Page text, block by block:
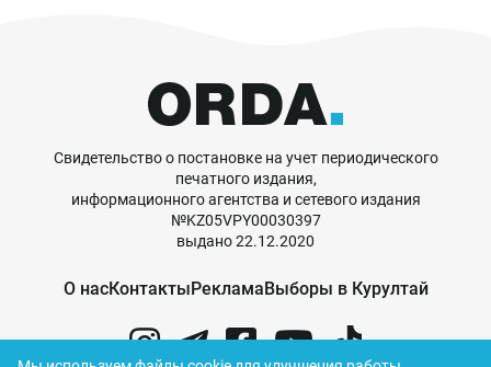
Свидетельство о постановке на учет периодического
печатного издания,
информационного агентства и сетевого издания
№KZ05VPY00030397
выдано 22.12.2020
О насКонтактыРекламаВыборы в Курултай